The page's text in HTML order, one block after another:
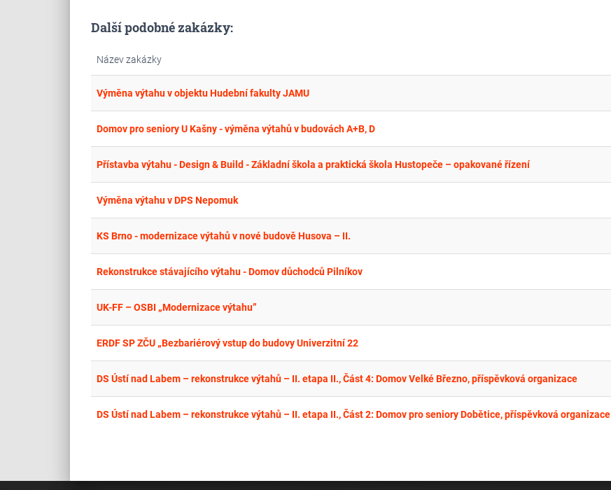
Další podobné zakázky:
Název zakázky
Výměna výtahu v objektu Hudební fakulty JAMU
Domov pro seniory U Kašny - výměna výtahů v budovách A+B, D
Přístavba výtahu - Design & Build - Základní škola a praktická škola Hustopeče – opakované řízení
Výměna výtahu v DPS Nepomuk
KS Brno - modernizace výtahů v nové budově Husova – II.
Rekonstrukce stávajícího výtahu - Domov důchodců Pilníkov
UK-FF – OSBI „Modernizace výtahu”
ERDF SP ZČU „Bezbariérový vstup do budovy Univerzitní 22
DS Ústí nad Labem – rekonstrukce výtahů – II. etapa II., Část 4: Domov Velké Březno, příspěvková organizace
DS Ústí nad Labem – rekonstrukce výtahů – II. etapa II., Část 2: Domov pro seniory Dobětice, příspěvková organizace